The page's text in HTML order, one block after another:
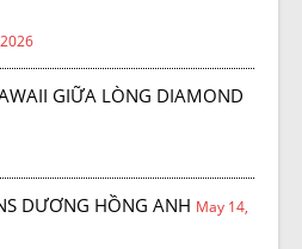
GIỮA LÒNG DIAMOND
DƯƠNG HỒNG ANH May 14,